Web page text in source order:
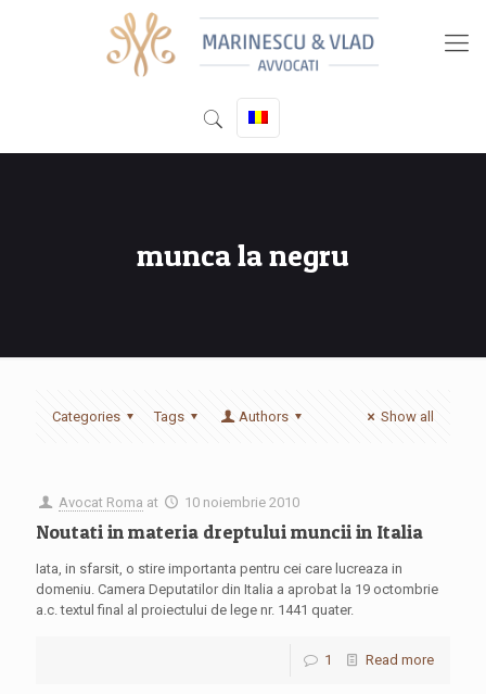
munca la negru
Categories Tags Authors Show all
Avocat Roma at 10 noiembrie 2010
Noutati in materia dreptului muncii in Italia
Iata, in sfarsit, o stire importanta pentru cei care lucreaza in
domeniu. Camera Deputatilor din Italia a aprobat la 19 octombrie
a.c. textul final al proiectului de lege nr. 1441 quater.
1 Read more